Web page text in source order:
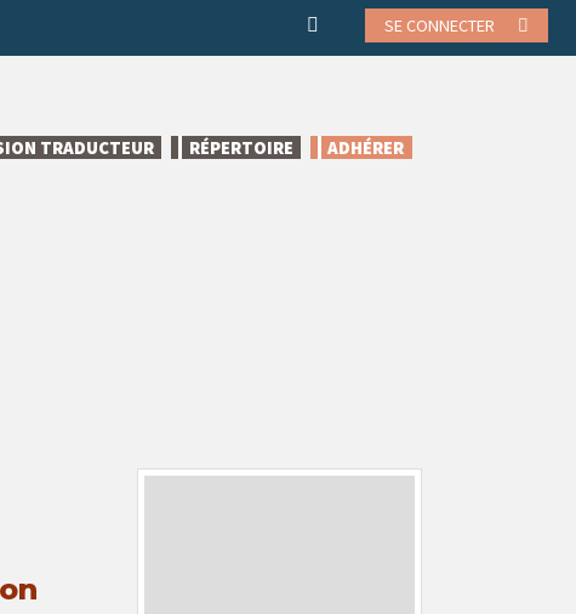
SE CONNECTER
TRADUCTEUR RÉPERTOIRE ADHÉRER